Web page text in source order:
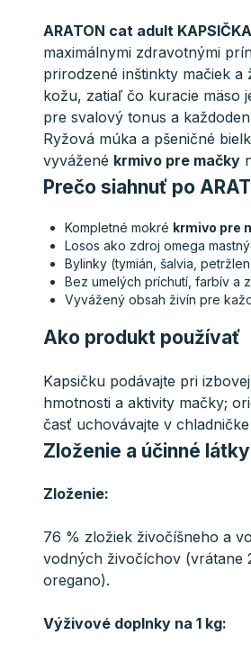
ARATON cat adult
maximálnymi zdravotnými
prirodzené inštinkty mačiek
kožu, zatiaľ čo kuracie mäso
pre svalový tonus a
Ryžová múka a pšeničné
vyvážené krmivo pre mačky
Prečo siahnuť po
Kompletné mokré krmivo pre
Losos ako zdroj omega
Bylinky (tymián, šalvia,
Bez umelých príchutí, farbív a
Vyvážený obsah živín pre
Ako produkt používať
Kapsičku podávajte pri
hmotnosti a aktivity mačky;
časť uchovávajte v
Zloženie a účinné látky
Zloženie:
76 % zložiek živočíšneho a
vodných živočíchov (vrátane
oregano).
Výživové doplnky na 1 kg: